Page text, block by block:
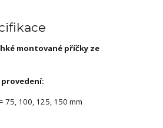
montované příčky ze
75, 100, 125, 150 mm